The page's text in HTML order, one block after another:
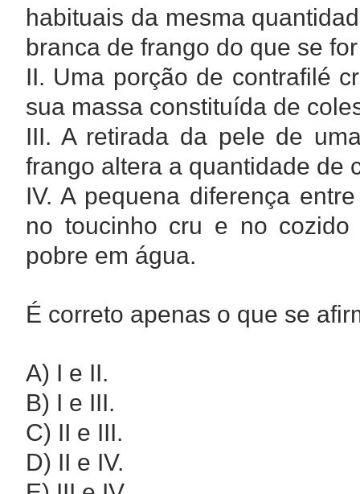
habituais da mesma
branca de frango do que se
II. Uma porção de contrafilé
sua massa constituída de
III. A retirada da pele de
frango altera a quantidade de
IV. A pequena diferença
no toucinho cru e no
pobre em água.
É correto apenas o que se
A) I e II.
B) I e III.
C) II e III.
D) II e IV.